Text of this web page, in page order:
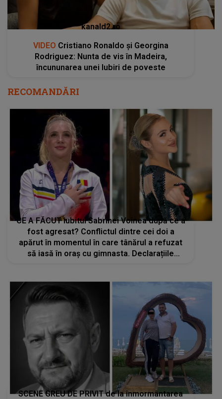
kanald2.ro
VIDEO Cristiano Ronaldo și Georgina
Rodriguez: Nunta de vis în Madeira,
încununarea unei Iubiri de poveste
RECOMANDĂRI
CE A FĂCUT iubitul Sabrinei Voinea după ce a
fost agresat? Conflictul dintre cei doi a
apărut în momentul în care tânărul a refuzat
să iasă în oraș cu gimnasta. Declarațiile
SCENE GREU DE PRIVIT de la înmormântarea